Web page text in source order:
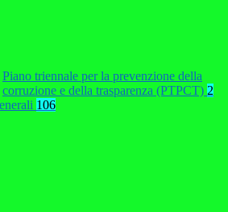
Piano triennale per la prevenzione della
corruzione e della trasparenza (PTPCT) 2
106